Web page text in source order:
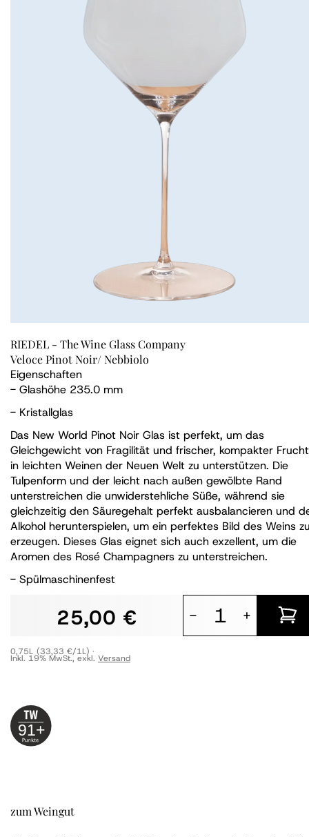
RIEDEL - The Wine Glass Company
Veloce Pinot Noir/ Nebbiolo
Eigenschaften
- Glashöhe 235.0 mm
- Kristallglas
Das New World Pinot Noir Glas ist perfekt, um das
Gleichgewicht von Fragilität und frischer, kompakter Frucht
in leichten Weinen der Neuen Welt zu unterstützen. Die
Tulpenform und der leicht nach außen gewölbte Rand
unterstreichen die unwiderstehliche Süße, während sie
gleichzeitig den Säuregehalt perfekt ausbalancieren und
Alkohol herunterspielen, um ein perfektes Bild des Weins
erzeugen. Dieses Glas eignet sich auch exzellent, um die
Aromen des Rosé Champagners zu unterstreichen.
- Spülmaschinenfest
25,00 €
Inkl. 19% MwSt., exkl. Versand
- +
0,75L (33,33 €/1L)
91+
zum Weingut